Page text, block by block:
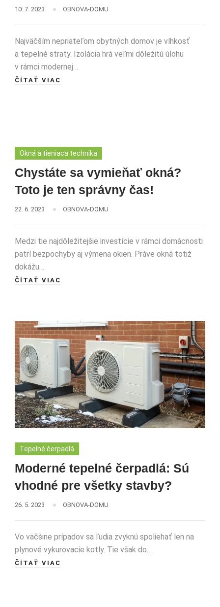
10. 7. 2023 OBNOVA-DOMU
Najväčším nepriateľom obytných domov je vlhkosť
a tepelné straty. Izolácia hrá veľmi dôležitú úlohu
v rámci modernej…
ČÍTAŤ VIAC
Okná a tieniaca technika
Chystáte sa vymieňať okná?
Toto je ten správny čas!
22. 6. 2023 OBNOVA-DOMU
Medzi tie najdôležitejšie investície v rámci domácnosti
patrí bezpochyby aj výmena okien. Práve okná totiž
dokážu…
ČÍTAŤ VIAC
Tepelné čerpadlá
Moderné tepelné čerpadlá: Sú
vhodné pre všetky stavby?
26. 5. 2023 OBNOVA-DOMU
Vo väčšine prípadov sa ľudia zvyknú spoliehať len na
plynové vykurovacie kotly. Tie však do…
ČÍTAŤ VIAC